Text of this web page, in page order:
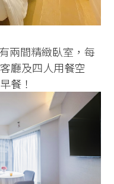
兩間精緻臥室，每
廳及四人用餐空
餐！